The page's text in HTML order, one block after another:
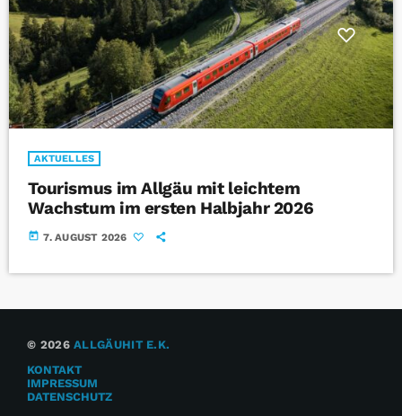
AKTUELLES
Tourismus im Allgäu mit leichtem
Wachstum im ersten Halbjahr 2026
today 7. AUGUST 2026
© 2026ALLGÄUHIT E.K.
KONTAKT
IMPRESSUM
DATENSCHUTZ